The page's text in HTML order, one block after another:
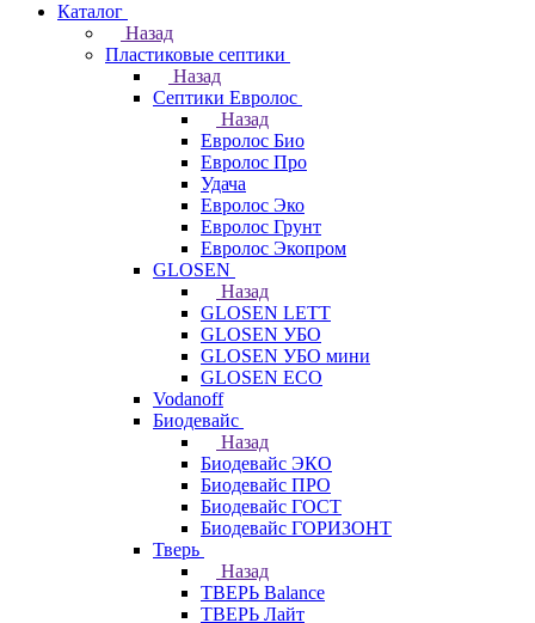
Каталог
Назад
Пластиковые септики
Назад
Септики Евролос
Назад
Евролос Био
Евролос Про
Удача
Евролос Эко
Евролос Грунт
Евролос Экопром
GLOSEN
Назад
GLOSEN LETT
GLOSEN УБО
GLOSEN УБО мини
GLOSEN ECO
Vodanoff
Биодевайс
Назад
Биодевайс ЭКО
Биодевайс ПРО
Биодевайс ГОСТ
Биодевайс ГОРИЗОНТ
Тверь
Назад
ТВЕРЬ Balance
ТВЕРЬ Лайт